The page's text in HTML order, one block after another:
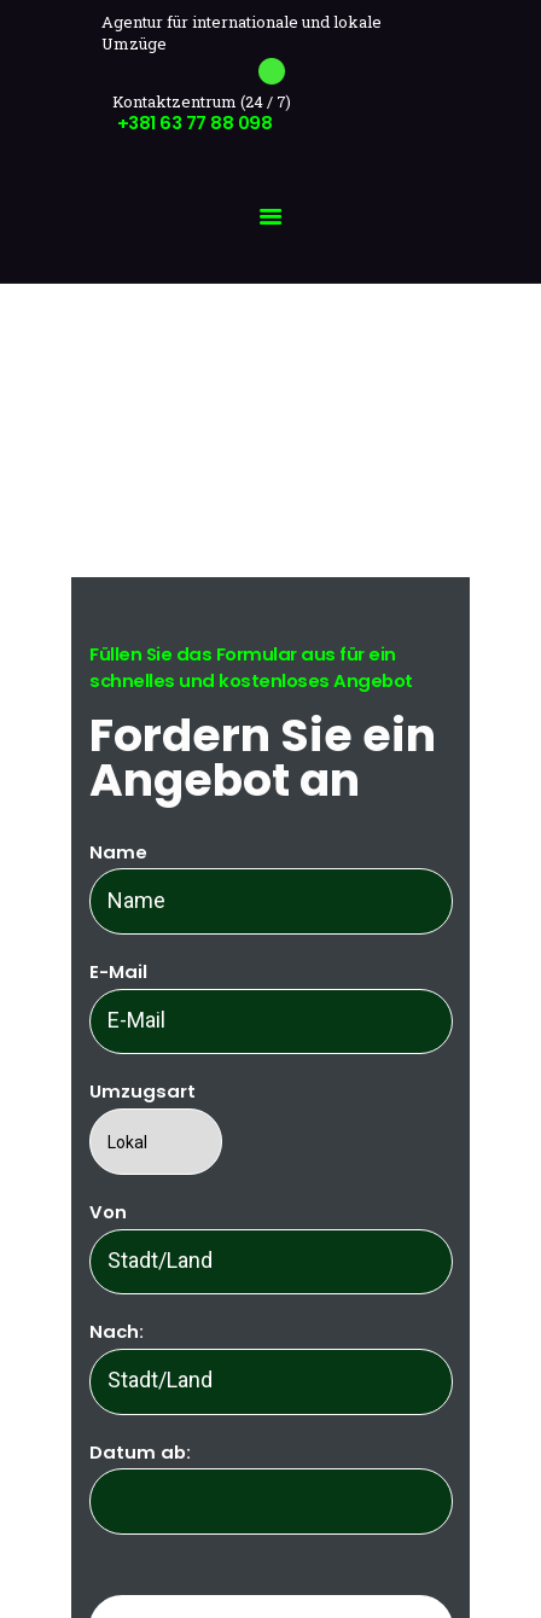
Agentur für internationale und lokale
Umzüge
Kontaktzentrum (24 / 7)
+381 63 77 88 098
Ultramovers
Agencija za medjunarodne i lokalne selidbe
ULTRAMOVE
UMZÜGE
KONTAKT
DEUTSCH
Füllen Sie das Formular aus für ein
schnelles und kostenloses Angebot
Fordern Sie ein
Angebot an
Name
E-Mail
Umzugsart
Von
Nach:
Datum ab: